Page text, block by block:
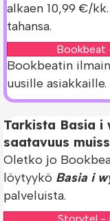
alkaen 10,99 €/
tahansa.
Bookbeat
Bookbeatin
uusille asiakkaille.
Tarkista Basia i
saatavuus
Oletko jo
löytyykö Basia i
palveluista.